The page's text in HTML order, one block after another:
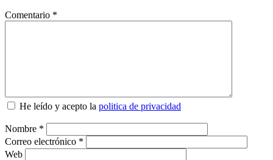
Comentario *
He leído y acepto la politica de privacidad
Nombre *
Correo electrónico *
Web